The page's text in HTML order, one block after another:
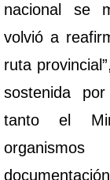
nacional se
volvió a
ruta
sostenida
tanto el